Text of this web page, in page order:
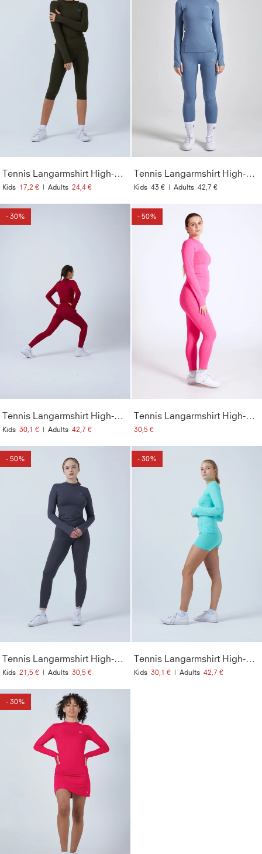
Tennis Langarmshirt High-Neck Damen & Mädchen, khaki
Kids 17,2 € | Adults 24,4 €
Tennis Langarmshirt High-Neck Damen & Mädchen, grau blau
Kids 43 € | Adults 42,7 €
- 30%
Tennis Langarmshirt High-Neck Damen & Mädchen, bordeaux rot
Kids 30,1 € | Adults 42,7 €
- 50%
Tennis Langarmshirt High-Neck Damen & Mädchen, hibiscus pink
30,5 €
- 50%
Tennis Langarmshirt High-Neck Damen & Mädchen, grau
Kids 21,5 € | Adults 30,5 €
- 30%
Tennis Langarmshirt High-Neck Damen & Mädchen, mint
Kids 30,1 € | Adults 42,7 €
- 30%